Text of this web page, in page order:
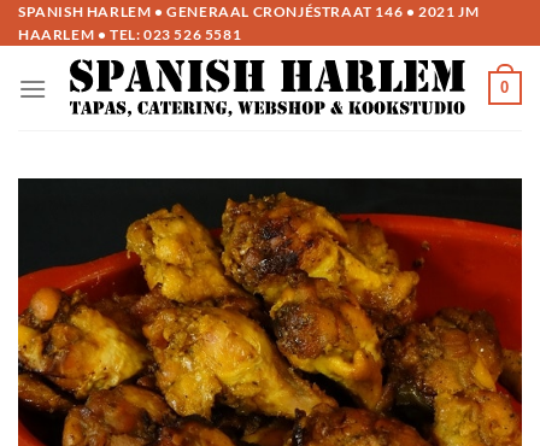
Ga
naar
SPANISH HARLEM • GENERAAL CRONJÉSTRAAT 146 • 2021 JM
HAARLEM • TEL: 023 526 5581
0